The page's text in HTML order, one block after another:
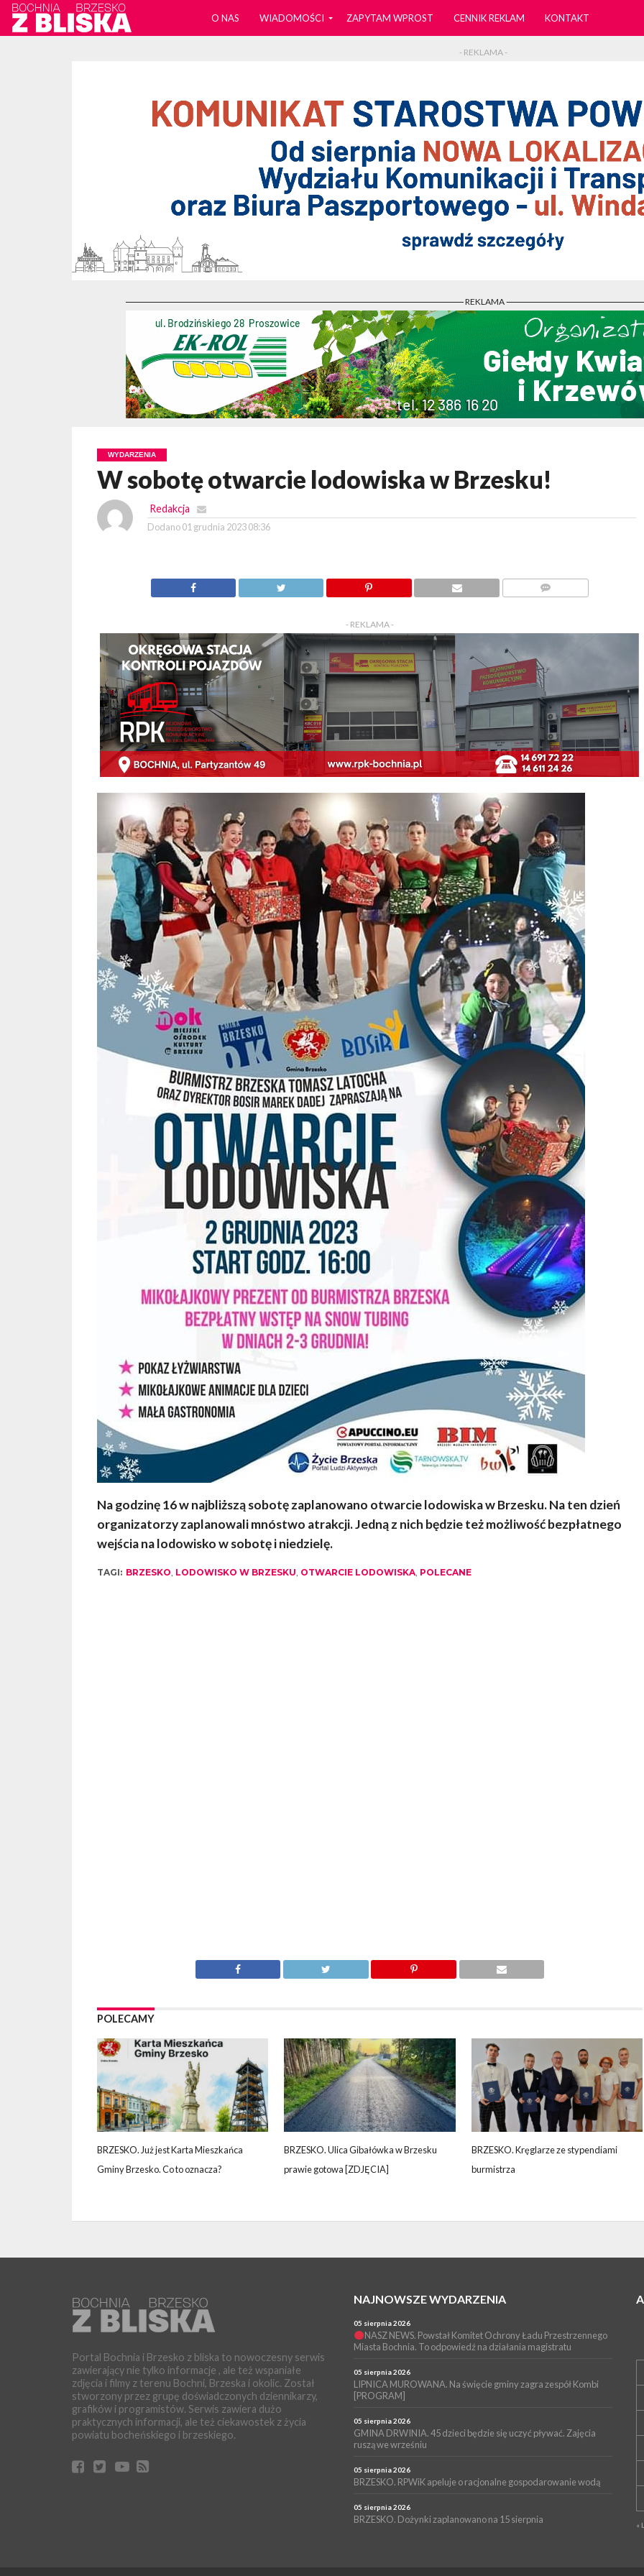
O NAS WIADOMOŚCI ZAPYTAM WPROST CENNIK REKLAM KONTAKT
- REKLAMA -
- REKLAMA -
WYDARZENIA
W sobotę otwarcie lodowiska w Brzesku!
Redakcja
Dodano 01 grudnia 2023 08:36
- REKLAMA -
Na godzinę 16 w najbliższą sobotę zaplanowano otwarcie lodowiska w Brzesku. Na ten dzień
organizatorzy zaplanowali mnóstwo atrakcji. Jedną z nich będzie też możliwość bezpłatnego
wejścia na lodowisko w sobotę i niedzielę.
TAGI: BRZESKO, LODOWISKO W BRZESKU, OTWARCIE LODOWISKA, POLECANE
POLECAMY
BRZESKO. Już jest Karta Mieszkańca
Gminy Brzesko. Co to oznacza?
BRZESKO. Ulica Gibałówka w Brzesku
prawie gotowa [ZDJĘCIA]
BRZESKO. Kręglarze ze stypendiami
burmistrza
Portal Bochnia i Brzesko z bliska to nowoczesny serwis
zawierający nie tylko informacje , ale też wspaniałe
zdjęcia i filmy z terenu Bochni, Brzeska i okolic. Został
stworzony przez grupę doświadczonych dziennikarzy,
grafików i programistów. Serwis zawiera dużo
praktycznych informacji, ale też ciekawostek z życia
powiatu bocheńskiego i brzeskiego.
NAJNOWSZE WYDARZENIA
05 sierpnia 2026
NASZ NEWS. Powstał Komitet Ochrony Ładu Przestrzennego
Miasta Bochnia. To odpowiedź na działania magistratu
05 sierpnia 2026
LIPNICA MUROWANA. Na święcie gminy zagra zespół Kombi
[PROGRAM]
05 sierpnia 2026
GMINA DRWINIA. 45 dzieci będzie się uczyć pływać. Zajęcia
ruszą we wrześniu
05 sierpnia 2026
BRZESKO. RPWiK apeluje o racjonalne gospodarowanie wodą
05 sierpnia 2026
BRZESKO. Dożynki zaplanowano na 15 sierpnia «